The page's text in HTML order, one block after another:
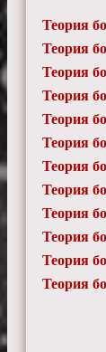
Теория
Теория
Теория
Теория
Теория
Теория
Теория
Теория
Теория
Теория
Теория
Теория